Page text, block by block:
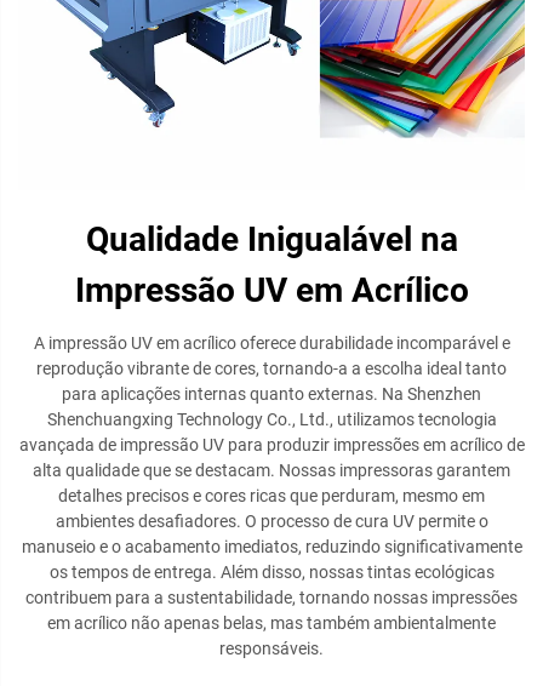
Qualidade Inigualável na
Impressão UV em Acrílico
A impressão UV em acrílico oferece durabilidade incomparável e
reprodução vibrante de cores, tornando-a a escolha ideal tanto
para aplicações internas quanto externas. Na Shenzhen
Shenchuangxing Technology Co., Ltd., utilizamos tecnologia
avançada de impressão UV para produzir impressões em acrílico de
alta qualidade que se destacam. Nossas impressoras garantem
detalhes precisos e cores ricas que perduram, mesmo em
ambientes desafiadores. O processo de cura UV permite o
manuseio e o acabamento imediatos, reduzindo significativamente
os tempos de entrega. Além disso, nossas tintas ecológicas
contribuem para a sustentabilidade, tornando nossas impressões
em acrílico não apenas belas, mas também ambientalmente
responsáveis.